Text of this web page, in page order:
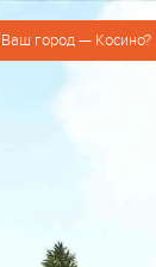
Ваш город — Косино?